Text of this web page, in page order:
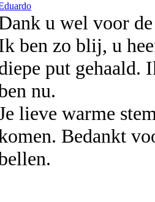
u wel voor
ben zo blij, u
put gehaald.
nu.
lieve warme
Bedankt